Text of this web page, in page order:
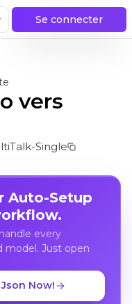
Se connecter
vers
Single
Auto-Setup
every
model. Just open
Now!